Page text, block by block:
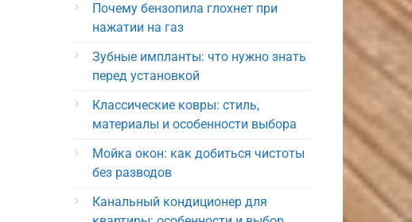
Почему бензопила глохнет при
нажатии на газ
Зубные импланты: что нужно знать
перед установкой
Классические ковры: стиль,
материалы и особенности выбора
Мойка окон: как добиться чистоты
без разводов
Канальный кондиционер для